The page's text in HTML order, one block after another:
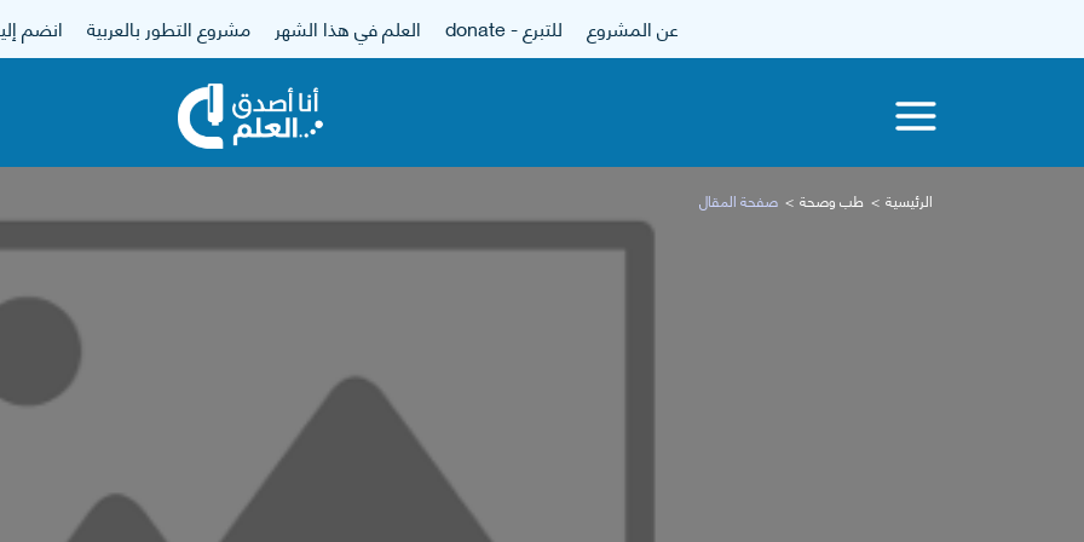
عن المشروع للتبرع - donate العلم في هذا الشهر مشروع التطور بالعربية انضم
الرئيسية طب وصحة صفحة المقال